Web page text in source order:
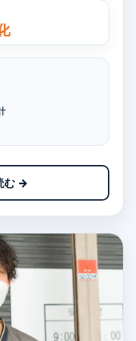
む →